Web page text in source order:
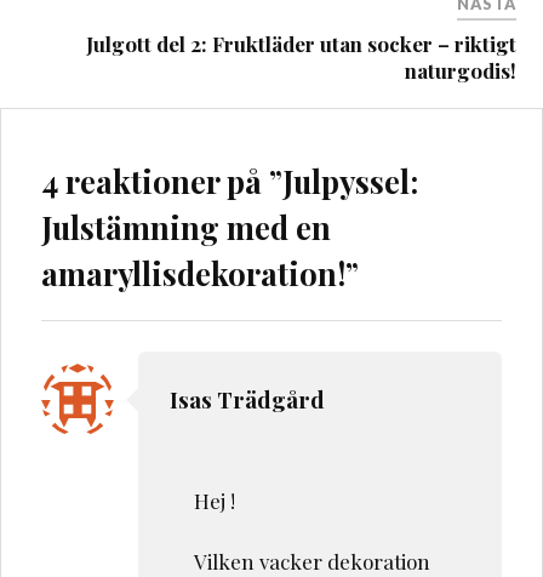
NÄSTA
Julgott del 2: Fruktläder utan socker – riktigt
naturgodis!
4 reaktioner på ”Julpyssel:
Julstämning med en
amaryllisdekoration!”
Isas Trädgård
Hej !
Vilken vacker dekoration